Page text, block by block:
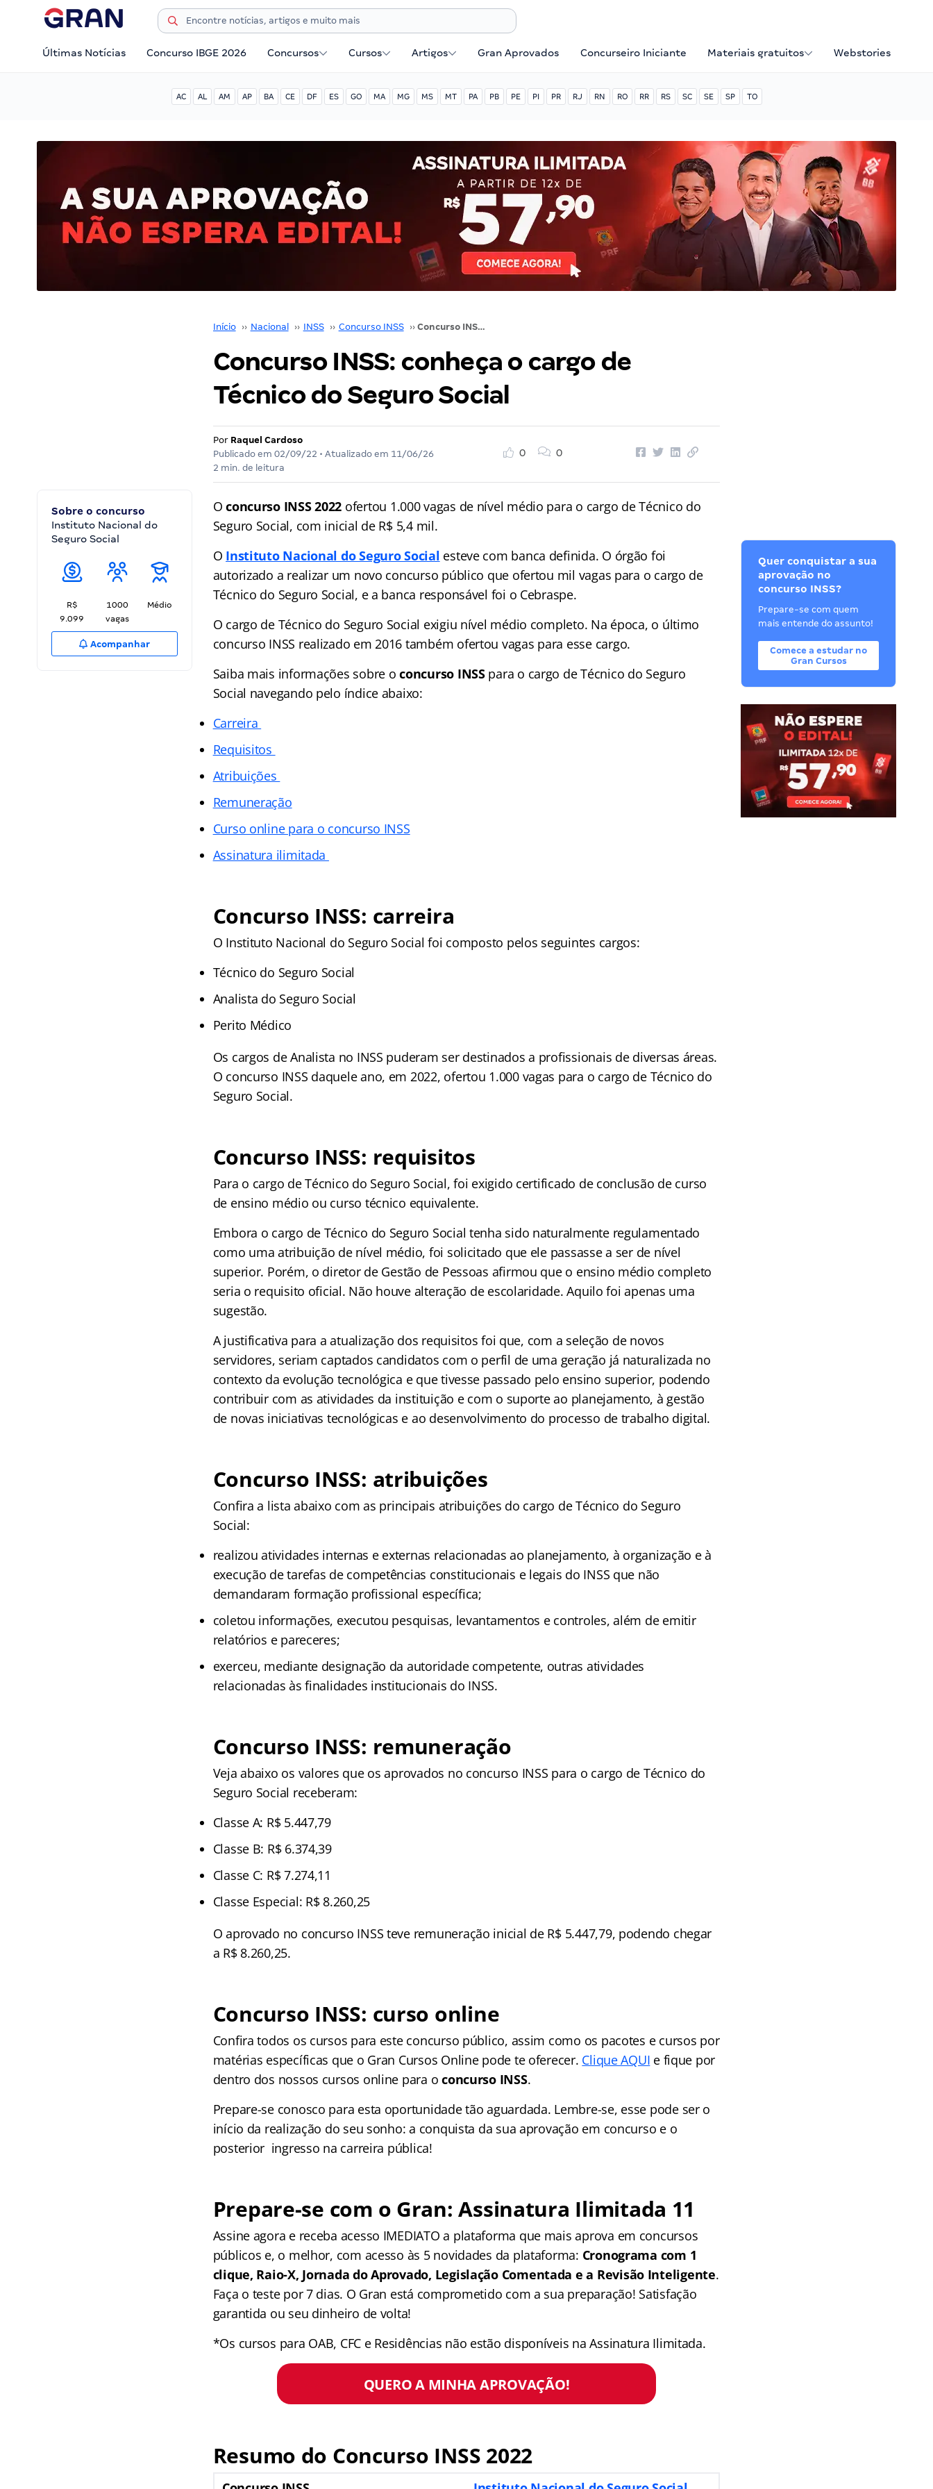
Últimas Notícias Concurso IBGE 2026 Concursos Cursos Artigos Gran Aprovados Concurseiro Iniciante Materiais gratuitos Webstories
AC AL AM AP BA CE DF ES GO MA MG MS MT PA PB PE PI PR RJ RN RO RR RS SC SE SP TO
Início ›› Nacional ›› INSS ›› Concurso INSS ›› Concurso INSS: conheça o cargo de Técnico do Seguro Social
Concurso INSS: conheça o cargo de
Técnico do Seguro Social
Por Raquel Cardoso
Publicado em 02/09/22 • Atualizado em 11/06/26
2 min. de leitura
0 0
Sobre o concurso
Instituto Nacional do
Seguro Social
R$
9.099
1000
vagas
Médio
Acompanhar
O concurso INSS 2022 ofertou 1.000 vagas de nível médio para o cargo de Técnico do
Seguro Social, com inicial de R$ 5,4 mil.
O Instituto Nacional do Seguro Social esteve com banca definida. O órgão foi
autorizado a realizar um novo concurso público que ofertou mil vagas para o cargo de
Técnico do Seguro Social, e a banca responsável foi o Cebraspe.
O cargo de Técnico do Seguro Social exigiu nível médio completo. Na época, o último
concurso INSS realizado em 2016 também ofertou vagas para esse cargo.
Saiba mais informações sobre oconcurso INSSpara o cargo de Técnico do Seguro
Social navegando pelo índice abaixo:
Carreira
Requisitos
Atribuições
Remuneração
Curso online para o concurso INSS
Assinatura ilimitada
Concurso INSS: carreira
O Instituto Nacional do Seguro Social foi composto pelos seguintes cargos:
Técnico do Seguro Social
Analista do Seguro Social
Perito Médico
Os cargos de Analista no INSS puderam ser destinados a profissionais de diversas áreas.
O concurso INSS daquele ano, em 2022, ofertou 1.000 vagas para o cargo de Técnico do
Seguro Social.
Concurso INSS: requisitos
Para o cargo de Técnico do Seguro Social, foi exigido certificado de conclusão de curso
de ensino médio ou curso técnico equivalente.
Embora o cargo de Técnico do Seguro Social tenha sido naturalmente regulamentado
como uma atribuição de nível médio, foi solicitado que ele passasse a ser de nível
superior. Porém, o diretor de Gestão de Pessoas afirmou que o ensino médio completo
seria o requisito oficial. Não houve alteração de escolaridade. Aquilo foi apenas uma
sugestão.
A justificativa para a atualização dos requisitos foi que, com a seleção de novos
servidores, seriam captados candidatos com o perfil de uma geração já naturalizada no
contexto da evolução tecnológica e que tivesse passado pelo ensino superior, podendo
contribuir com as atividades da instituição e com o suporte ao planejamento, à gestão
de novas iniciativas tecnológicas e ao desenvolvimento do processo de trabalho digital.
Concurso INSS: atribuições
Confira a lista abaixo com as principais atribuições do cargo de Técnico do Seguro
Social:
realizou atividades internas e externas relacionadas ao planejamento, à organização e à
execução de tarefas de competências constitucionais e legais do INSS que não
demandaram formação profissional específica;
coletou informações, executou pesquisas, levantamentos e controles, além de emitir
relatórios e pareceres;
exerceu, mediante designação da autoridade competente, outras atividades
relacionadas às finalidades institucionais do INSS.
Concurso INSS: remuneração
Veja abaixo os valores que os aprovados no concurso INSS para o cargo de Técnico do
Seguro Social receberam:
Classe A: R$ 5.447,79
Classe B: R$ 6.374,39
Classe C: R$ 7.274,11
Classe Especial: R$ 8.260,25
O aprovado no concurso INSS teve remuneração inicial de R$ 5.447,79, podendo chegar
a R$ 8.260,25.
Concurso INSS: curso online
Confira todos os cursos para este concurso público, assim como os pacotes e cursos por
matérias específicas que o Gran Cursos Online pode te oferecer. Clique AQUI e fique por
dentro dos nossos cursos online para oconcurso INSS.
Prepare-se conosco para esta oportunidade tão aguardada. Lembre-se, esse pode ser o
início da realização do seu sonho: a conquista da sua aprovação em concurso e o
posterior ingresso na carreira pública!
Prepare-se com o Gran: Assinatura Ilimitada 11
Assine agora e receba acesso IMEDIATO a plataforma que mais aprova em concursos
públicos e, o melhor, com acesso às 5 novidades da plataforma: Cronograma com 1
clique, Raio-X, Jornada do Aprovado, Legislação Comentada e a Revisão Inteligente.
Faça o teste por 7 dias. O Gran está comprometido com a sua preparação! Satisfação
garantida ou seu dinheiro de volta!
*Os cursos para OAB, CFC e Residências não estão disponíveis na Assinatura Ilimitada.
QUERO A MINHA APROVAÇÃO!
Resumo do Concurso INSS 2022
Quer conquistar a sua
aprovação no
concurso INSS?
Prepare-se com quem
mais entende do assunto!
Comece a estudar no
Gran Cursos